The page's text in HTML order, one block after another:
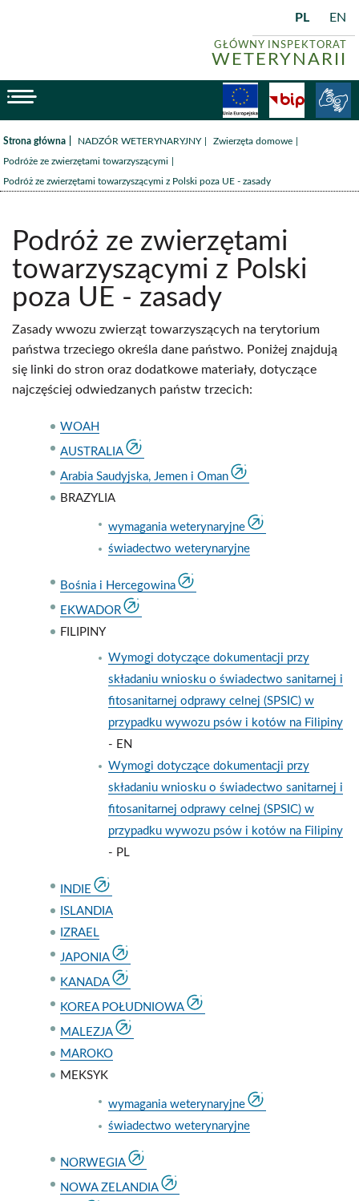
GŁÓWNY INSPEKTORAT
WETERYNARII
PL EN
BiP
Strona główna /NADZÓR WETERYNARYJNY /Zwierzęta domowe
Podróże ze zwierzętami towarzyszącymi
Podróż ze zwierzętami towarzyszącymi z Polski poza UE - zasady
Podróż ze zwierzętami
towarzyszącymi z Polski
poza UE - zasady
Zasady wwozu zwierząt towarzyszących na terytorium
państwa trzeciego określa dane państwo. Poniżej znajdują
się linki do stron oraz dodatkowe materiały, dotyczące
najczęściej odwiedzanych państw trzecich:
WOAH
AUSTRALIA
Arabia Saudyjska, Jemen i Oman
BRAZYLIA
wymagania weterynaryjne
świadectwo weterynaryjne
Bośnia i Hercegowina
EKWADOR
FILIPINY
Wymogi dotyczące dokumentacji przy
składaniu wniosku o świadectwo sanitarnej i
fitosanitarnej odprawy celnej (SPSIC) w
przypadku wywozu psów i kotów na Filipiny
- EN
Wymogi dotyczące dokumentacji przy
składaniu wniosku o świadectwo sanitarnej i
fitosanitarnej odprawy celnej (SPSIC) w
przypadku wywozu psów i kotów na Filipiny
- PL
INDIE
ISLANDIA
IZRAEL
JAPONIA
KANADA
KOREA POŁUDNIOWA
MALEZJA
MAROKO
MEKSYK
wymagania weterynaryjne
świadectwo weterynaryjne
NORWEGIA
NOWA ZELANDIA